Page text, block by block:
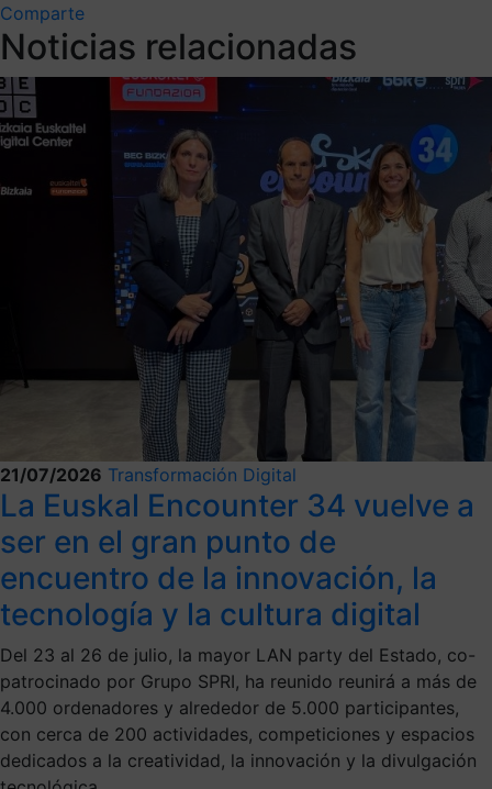
Comparte
Noticias relacionadas
21/07/2026 Transformación Digital
La Euskal Encounter 34 vuelve a
ser en el gran punto de
encuentro de la innovación, la
tecnología y la cultura digital
Del 23 al 26 de julio, la mayor LAN party del Estado, co-
patrocinado por Grupo SPRI, ha reunido reunirá a más de
4.000 ordenadores y alrededor de 5.000 participantes,
con cerca de 200 actividades, competiciones y espacios
dedicados a la creatividad, la innovación y la divulgación